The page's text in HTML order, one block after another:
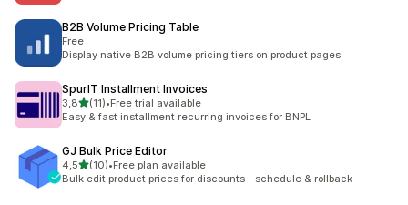
B2B Volume Pricing Table
Free
Display native B2B volume pricing tiers on product pages
SpurIT Installment Invoices
3,8/ 5 tähteä
(11)
11 arvostelua yhteensä
•Free trial available
Easy & fast installment recurring invoices for BNPL
GJ Bulk Price Editor
4,5/ 5 tähteä
(10)
10 arvostelua yhteensä
•Free plan available
Bulk edit product prices for discounts - schedule & rollback